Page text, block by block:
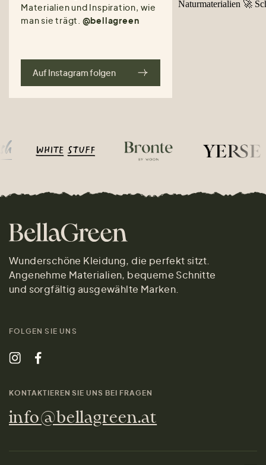
Materialien und Inspiration, wie
man sie trägt. @bellagreen
Auf Instagram folgen
Wunderschöne Kleidung, die perfekt sitzt.
Angenehme Materialien, bequeme Schnitte
und sorgfältig ausgewählte Marken.
FOLGEN SIE UNS
KONTAKTIEREN SIE UNS BEI FRAGEN
info@bellagreen.at